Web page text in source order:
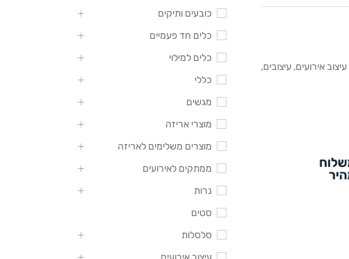
עיצוב אירועים, עיצובים,
כובעים ותיקים
כלים חד פעמיים
כלים למילוי
כללי
מגשים
מוצרי אריזה
מוצרים משלימים לאריזה
ממתקים לאירועים
נרות
סטים
סלסלות